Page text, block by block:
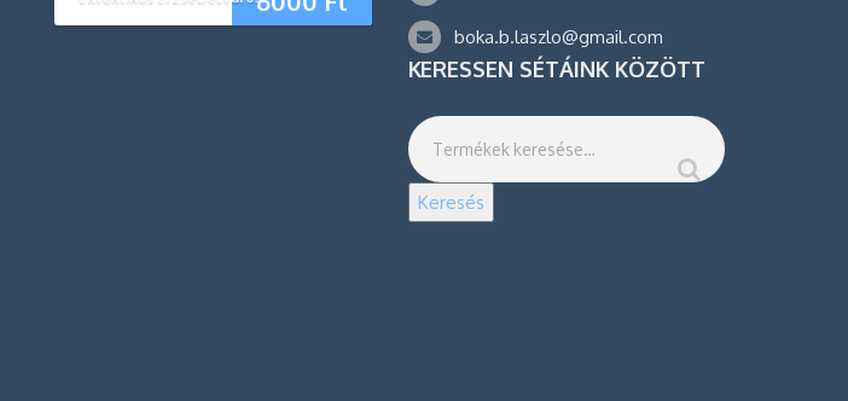
boka.b.laszlo@gmail.com
KERESSEN SÉTÁINK KÖZÖTT
Keresés